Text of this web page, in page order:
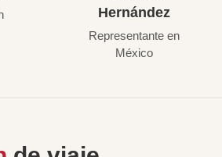
Hernández
Representante en
México